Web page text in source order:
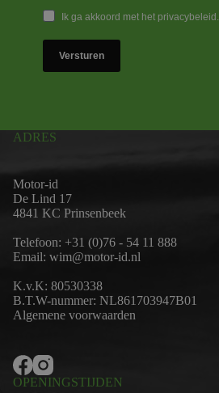
Ik ga akkoord met het privacybeleid.
Versturen
ADRES
Motor-id
De Lind 17
4841 KC Prinsenbeek
Telefoon: +31 (0)76 - 54 11 888
Email: wim@motor-id.nl
K.v.K: 80530338
B.T.W-nummer: NL861703947B01
Algemene voorwaarden
OPENINGSTIJDEN